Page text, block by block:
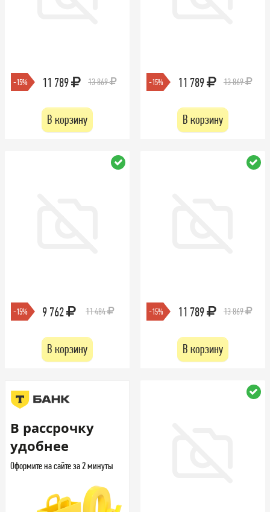
-15% 11 789 13 869
В корзину
-15% 11 789 13 869
В корзину
-15% 9 762 11 484
В корзину
-15% 11 789 13 869
В корзину
В рассрочку
удобнее
Оформите на сайте за 2 минуты